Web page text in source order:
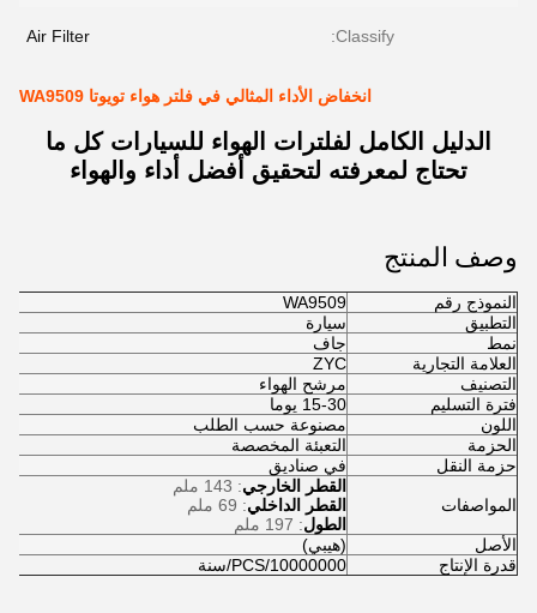
Classify:
Air Filter
انخفاض الأداء المثالي في فلتر هواء تويوتا WA9509
الدليل الكامل لفلترات الهواء للسيارات كل ما
تحتاج لمعرفته لتحقيق أفضل أداء والهواء
وصف المنتج
النموذج رقم
WA9509
التطبيق
سيارة
نمط
جاف
العلامة التجارية
ZYC
التصنيف
مرشح الهواء
فترة التسليم
15-30 يوما
اللون
مصنوعة حسب الطلب
الحزمة
التعبئة المخصصة
حزمة النقل
في صناديق
المواصفات
القطر الخارجي: 143 ملم
القطر الداخلي: 69 ملم
الطول: 197 ملم
الأصل
(هيبي)
قدرة الإنتاج
10000000/PCS/سنة